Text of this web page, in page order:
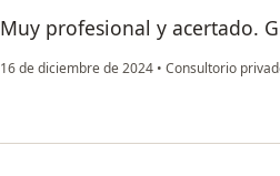
Muy profesional y acertado.
16 de diciembre de 2024 • Consultorio